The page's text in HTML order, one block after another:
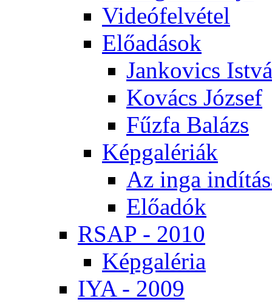
Vi­de­ó­fel­vé­tel
Elő­adá­sok
Jan­ko­vics
Ko­vács Jó­zsef
Fűz­fa Ba­lázs
Kép­ga­lé­ri­ák
Az in­ga
Elő­adók
RSAP - 2010
Kép­ga­lé­ria
IYA - 2009